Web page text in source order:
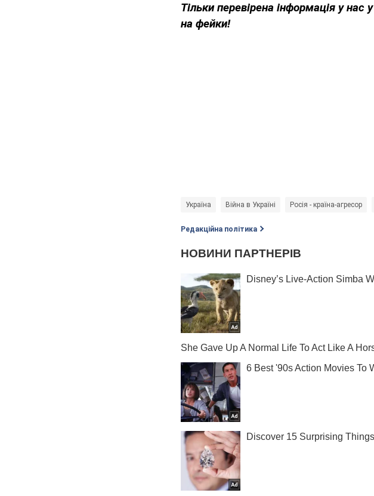
Тільки перевірена інформація у нас у
на фейки!
Україна Війна в Україні Росія - країна-агресор
Редакційна політика